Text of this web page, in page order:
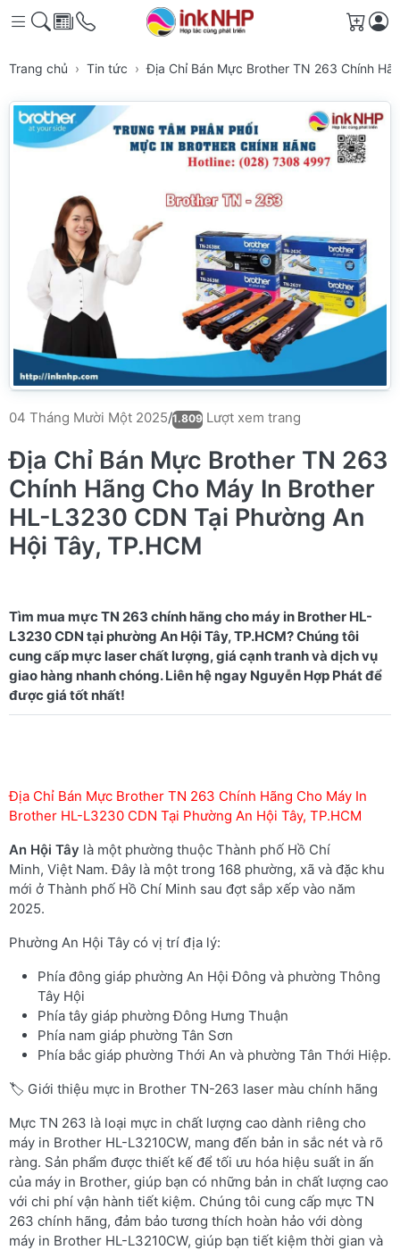
Giỏ
Trang chủ Tin tức Địa Chỉ Bán Mực Brother TN 263 Chính
04 Tháng Mười Một 2025/1.809 Lượt xem trang
Địa Chỉ Bán Mực Brother TN 263
Chính Hãng Cho Máy In Brother
HL-L3230 CDN Tại Phường An
Hội Tây, TP.HCM
Tìm mua mực TN 263 chính hãng cho máy in Brother HL-
L3230 CDN tại phường An Hội Tây, TP.HCM? Chúng tôi
cung cấp mực laser chất lượng, giá cạnh tranh và dịch vụ
giao hàng nhanh chóng. Liên hệ ngay Nguyễn Hợp Phát để
Địa Chỉ Bán Mực Brother TN 263 Chính Hãng Cho Máy In
Brother HL-L3230 CDN Tại Phường An Hội Tây, TP.HCM
An Hội Tây là một phường thuộc Thành phố Hồ Chí
Minh, Việt Nam. Đây là một trong 168 phường, xã và đặc khu
mới ở Thành phố Hồ Chí Minh sau đợt sắp xếp vào năm
2025.
Phường An Hội Tây có vị trí địa lý:
Phía đông giáp phường An Hội Đông và phường Thông
Tây Hội
Phía tây giáp phường Đông Hưng Thuận
Phía nam giáp phường Tân Sơn
Phía bắc giáp phường Thới An và phường Tân Thới Hiệp.
🏷️ Giới thiệu mực in Brother TN-263 laser màu chính hãng
Mực TN 263 là loại mực in chất lượng cao dành riêng cho
máy in Brother HL-L3210CW, mang đến bản in sắc nét và rõ
ràng. Sản phẩm được thiết kế để tối ưu hóa hiệu suất in ấn
của máy in Brother, giúp bạn có những bản in chất lượng cao
với chi phí vận hành tiết kiệm. Chúng tôi cung cấp mực TN
263 chính hãng, đảm bảo tương thích hoàn hảo với dòng
máy in Brother HL-L3210CW, giúp bạn tiết kiệm thời gian và